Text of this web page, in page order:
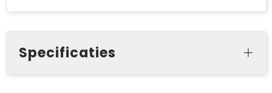
Specificaties